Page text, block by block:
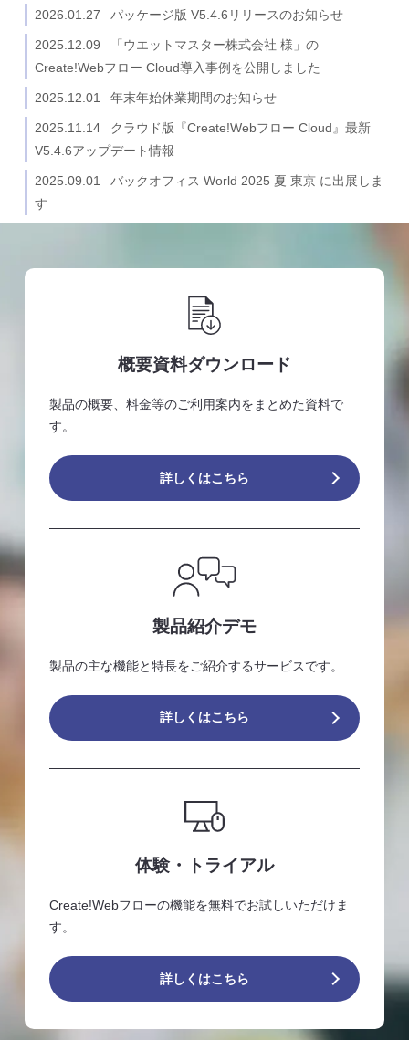
2026.01.27 パッケージ版 V5.4.6リリースのお知らせ
2025.12.09
「ウエットマスター株式会社 様」の
Create!Webフロー Cloud導入事例を公開しました
2025.12.01 年末年始休業期間のお知らせ
2025.11.14
クラウド版『Create!Webフロー Cloud』最新
V5.4.6アップデート情報
2025.09.01
バックオフィス World 2025 夏 東京 に出展しま
す
概要資料ダウンロード
製品の概要、料金等のご利用案内をまとめた資料で
す。
詳しくはこちら
製品紹介デモ
製品の主な機能と特長をご紹介するサービスです。
詳しくはこちら
体験・トライアル
Create!Webフローの機能を無料でお試しいただけま
す。
詳しくはこちら